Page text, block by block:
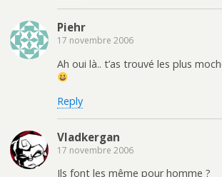
Piehr
17 novembre 2006
Ah oui là.. t’as trouvé les plus
Reply
Vladkergan
17 novembre 2006
Ils font les même pour homme ?